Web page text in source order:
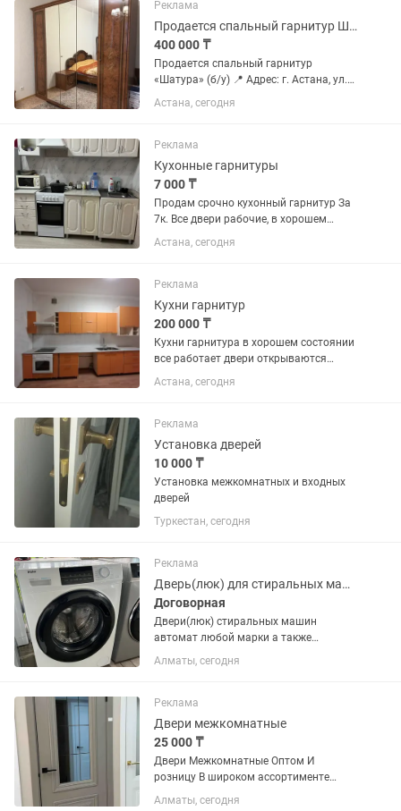
Реклама
Продается спальный гарнитур Шатура
400 000 ₸
Продается спальный гарнитур
«Шатура» (б/у) 📍 Адрес: г. Астана, ул.
Иманова, 26 Продается качественный
спальный гарнитур фабрики «Шатура»
входят: двуспальная...
Астана, сегодня
Реклама
Кухонные гарнитуры
7 000 ₸
Продам срочно кухонный гарнитур За
7к. Все двери рабочие, в хорошем
состоянии! Чистое!
Астана, сегодня
Реклама
Кухни гарнитур
200 000 ₸
Кухни гарнитура в хорошем состоянии
все работает двери открываются
хорошие мебель все на месте
Астана, сегодня
Реклама
Установка дверей
10 000 ₸
Установка межкомнатных и входных
дверей
Туркестан, сегодня
Реклама
Дверь(люк) для стиральных машин
Договорная
Двери(люк) стиральных машин
автомат любой марки а также
имеются другие запчасти для стиралок
Алматы, сегодня
Реклама
Двери межкомнатные
25 000 ₸
Двери Межкомнатные Оптом И
розницу В широком ассортименте
Алматы, сегодня